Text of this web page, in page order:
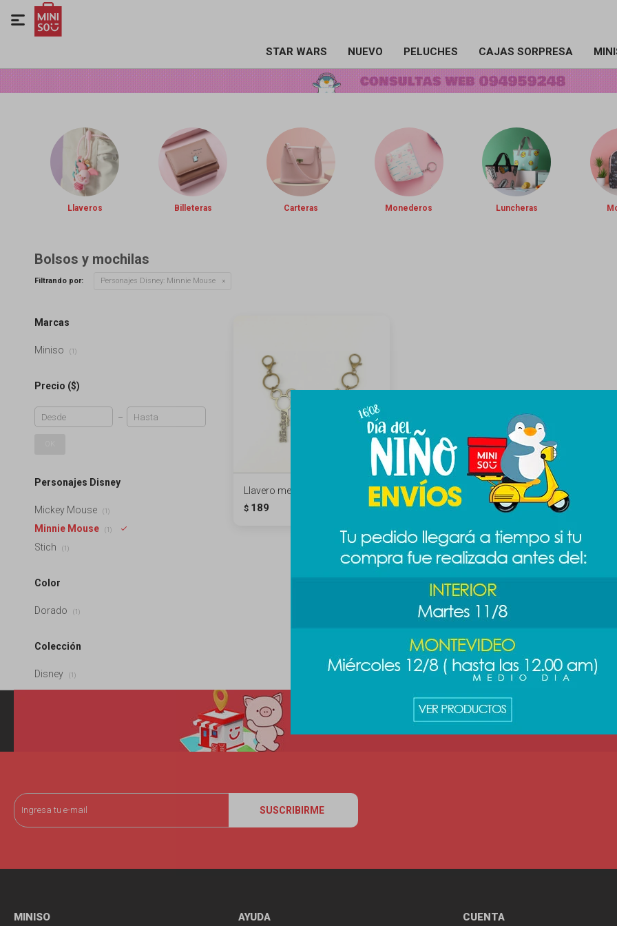
STAR WARS NUEVO PELUCHES CAJAS SORPRESA

Llaveros Billeteras Carteras Monederos Luncheras
Bolsos y mochilas
Filtrando por: Personajes Disney: Minnie Mouse
Llavero metal Disney - Minnie
$ 189
Marcas
Miniso (1)
Precio ($)
Personajes Disney
Mickey Mouse (1)
Minnie Mouse (1)
Stich (1)
Color
Dorado (1)
Colección
Disney (1)
SUSCRIBIRME
MINISO AYUDA CUENTA